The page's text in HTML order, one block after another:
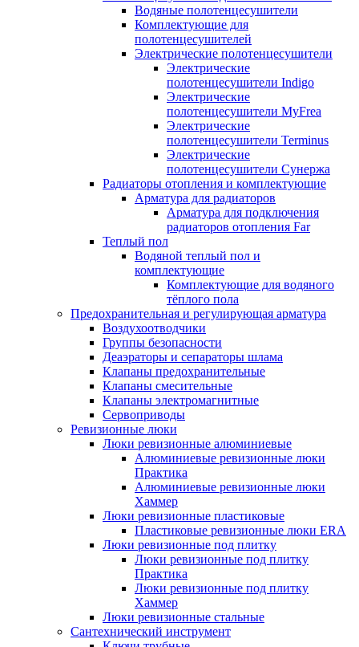
Водяные полотенцесушители
Комплектующие для
полотенцесушителей
Электрические полотенцесушители
Электрические
полотенцесушители Indigo
Электрические
полотенцесушители MyFrea
Электрические
полотенцесушители Terminus
Электрические
полотенцесушители Сунержа
Радиаторы отопления и комплектующие
Арматура для радиаторов
Арматура для подключения
радиаторов отопления Far
Теплый пол
Водяной теплый пол и
комплектующие
Комплектующие для водяного
тёплого пола
Предохранительная и регулирующая арматура
Воздухоотводчики
Группы безопасности
Деаэраторы и сепараторы шлама
Клапаны предохранительные
Клапаны смесительные
Клапаны электромагнитные
Сервоприводы
Ревизионные люки
Люки ревизионные алюминиевые
Алюминиевые ревизионные люки
Практика
Алюминиевые ревизионные люки
Хаммер
Люки ревизионные пластиковые
Пластиковые ревизионные люки ERA
Люки ревизионные под плитку
Люки ревизионные под плитку
Практика
Люки ревизионные под плитку
Хаммер
Люки ревизионные стальные
Сантехнический инструмент